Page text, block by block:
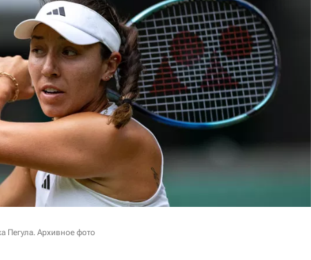
Пегула. Архивное фото